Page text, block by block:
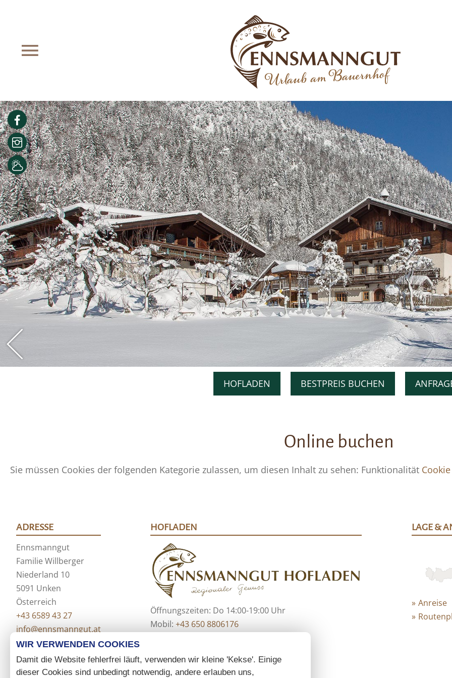
Facebook
Instagram
Wetter
HOFLADEN BESTPREIS BUCHEN
Online buchen
Sie müssen Cookies der folgenden Kategorie zulassen, um diesen Inhalt zu sehen: Funktionalität
ADRESSE
Ennsmanngut
Familie Willberger
Niederland 10
5091 Unken
Österreich
+43 6589 43 27
info@ennsmanngut.at
HOFLADEN
Öffnungszeiten: Do 14:00-19:00 Uhr
Mobil:+43 650 8806176
LAGE &
Anreise
WIR VERWENDEN COOKIES
Damit die Website fehlerfrei läuft, verwenden wir kleine 'Kekse'. Einige
dieser Cookies sind unbedingt notwendig, andere erlauben uns,